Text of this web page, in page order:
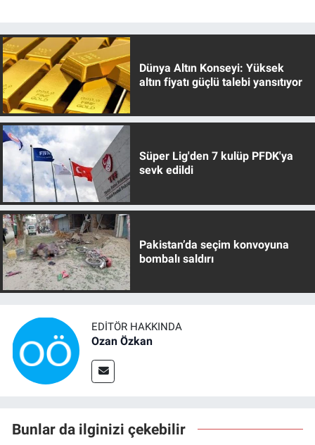
Dünya Altın Konseyi: Yüksek
altın fiyatı güçlü talebi yansıtıyor
Süper Lig'den 7 kulüp PFDK'ya
sevk edildi
Pakistan’da seçim konvoyuna
bombalı saldırı
EDITÖR HAKKINDA
Ozan Özkan
Bunlar da ilginizi çekebilir